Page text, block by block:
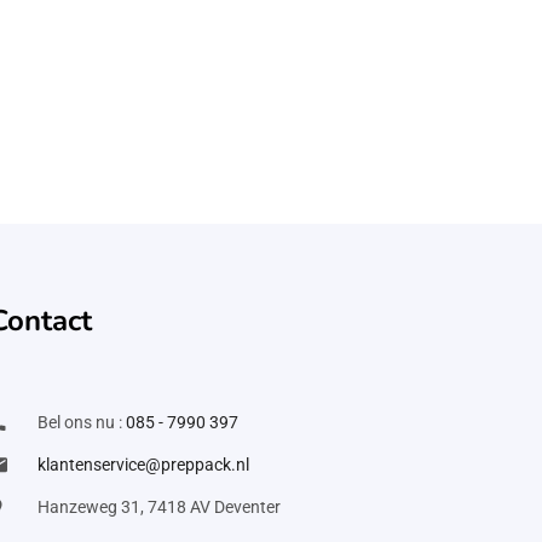
Bel ons nu :085 - 7990 397
klantenservice@preppack.nl
Hanzeweg 31, 7418 AV Deventer